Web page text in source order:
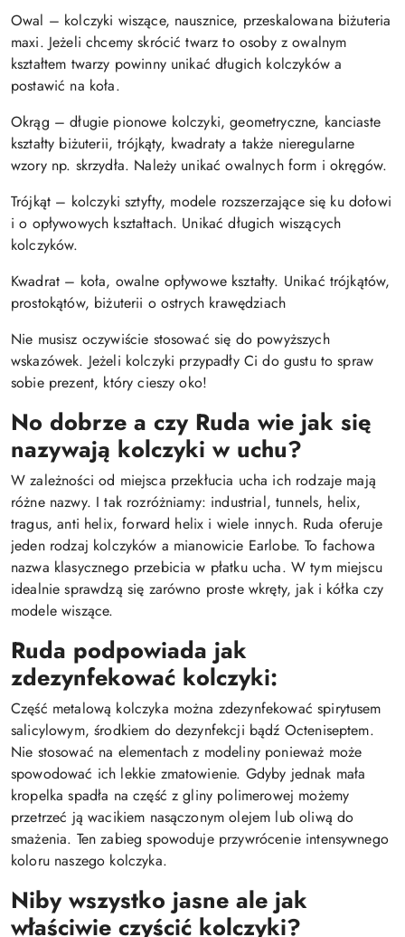
Owal – kolczyki wiszące, nausznice, przeskalowana biżuteria
maxi. Jeżeli chcemy skrócić twarz to osoby z owalnym
kształtem twarzy powinny unikać długich kolczyków a
postawić na koła.
Okrąg – długie pionowe kolczyki, geometryczne, kanciaste
kształty biżuterii, trójkąty, kwadraty a także nieregularne
wzory np. skrzydła. Należy unikać owalnych form i okręgów.
Trójkąt – kolczyki sztyfty, modele rozszerzające się ku dołowi
i o opływowych kształtach. Unikać długich wiszących
kolczyków.
Kwadrat – koła, owalne opływowe kształty. Unikać trójkątów,
prostokątów, biżuterii o ostrych krawędziach
Nie musisz oczywiście stosować się do powyższych
wskazówek. Jeżeli kolczyki przypadły Ci do gustu to spraw
sobie prezent, który cieszy oko!
No dobrze a czy Ruda wie jak się
nazywają kolczyki w uchu?
W zależności od miejsca przekłucia ucha ich rodzaje mają
różne nazwy. I tak rozróżniamy: industrial, tunnels, helix,
tragus, anti helix, forward helix i wiele innych. Ruda oferuje
jeden rodzaj kolczyków a mianowicie Earlobe. To fachowa
nazwa klasycznego przebicia w płatku ucha. W tym miejscu
idealnie sprawdzą się zarówno proste wkręty, jak i kółka czy
modele wiszące.
Ruda podpowiada jak
zdezynfekować kolczyki:
Część metalową kolczyka można zdezynfekować spirytusem
salicylowym, środkiem do dezynfekcji bądź Octeniseptem.
Nie stosować na elementach z modeliny ponieważ może
spowodować ich lekkie zmatowienie. Gdyby jednak mała
kropelka spadła na część z gliny polimerowej możemy
przetrzeć ją wacikiem nasączonym olejem lub oliwą do
smażenia. Ten zabieg spowoduje przywrócenie intensywnego
koloru naszego kolczyka.
Niby wszystko jasne ale jak
właściwie czyścić kolczyki?